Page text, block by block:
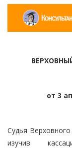
от 3
Судья
изучив